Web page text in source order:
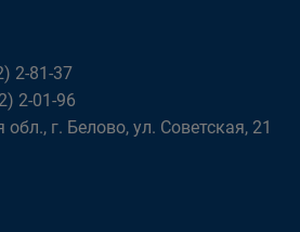
2-81-37
2-01-96
г. Белово, ул. Советская, 21